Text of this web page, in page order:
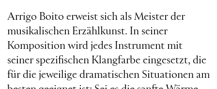
Arrigo Boito erweist sich als Meister der
musikalischen Erzählkunst. In seiner
Komposition wird jedes Instrument mit
seiner spezifischen Klangfarbe eingesetzt, die
für die jeweilige dramatischen Situationen am